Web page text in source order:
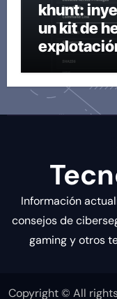
khunt:
un kit de
Información
consejos de
gaming y otros
Copyright © All